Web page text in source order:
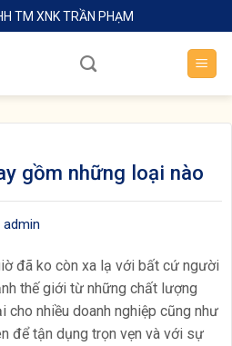
TM XNK TRẦN PHẠM
gồm những loại nào
admin
đã ko còn xa lạ với bất cứ người
thế giới từ những chất lượng
cho nhiều doanh nghiệp cũng như
để tận dụng trọn vẹn và với sự